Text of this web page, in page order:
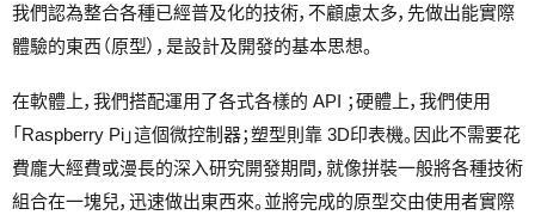
我們認為整合各種已經普及化的技術，不顧慮太多，先做出能實際
體驗的東西（原型），是設計及開發的基本思想。
在軟體上，我們搭配運用了各式各樣的 API ；硬體上，我們使用
「Raspberry Pi」這個微控制器；塑型則靠 3D印表機。因此不需要花
費龐大經費或漫長的深入研究開發期間，就像拼裝一般將各種技術
組合在一塊兒，迅速做出東西來。並將完成的原型交由使用者實際